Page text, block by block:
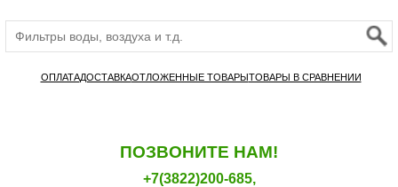
ОПЛАТАДОСТАВКАОТЛОЖЕННЫЕ ТОВАРЫТОВАРЫ В СРАВНЕНИИ
ПОЗВОНИТЕ НАМ!
+7(3822)200-685,